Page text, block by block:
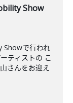
Show
Showで行われ
ティストの こ
さんをお迎え